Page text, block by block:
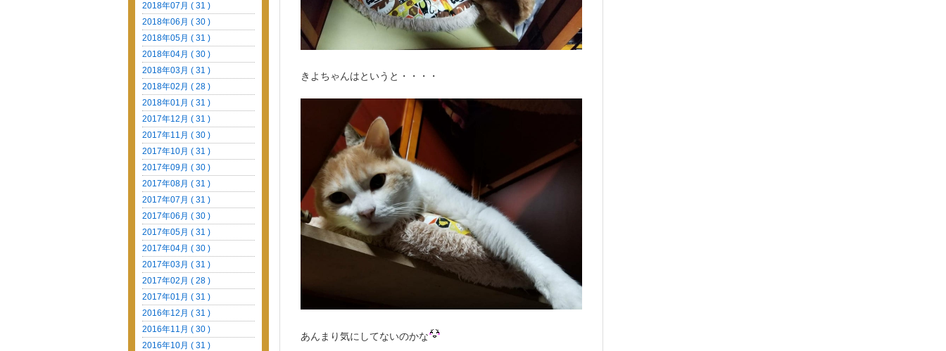
きよちゃんはというと・・・・
あんまり気にしてないのかな
2018年07月 ( 31 )
2018年06月 ( 30 )
2018年05月 ( 31 )
2018年04月 ( 30 )
2018年03月 ( 31 )
2018年02月 ( 28 )
2018年01月 ( 31 )
2017年12月 ( 31 )
2017年11月 ( 30 )
2017年10月 ( 31 )
2017年09月 ( 30 )
2017年08月 ( 31 )
2017年07月 ( 31 )
2017年06月 ( 30 )
2017年05月 ( 31 )
2017年04月 ( 30 )
2017年03月 ( 31 )
2017年02月 ( 28 )
2017年01月 ( 31 )
2016年12月 ( 31 )
2016年11月 ( 30 )
2016年10月 ( 31 )